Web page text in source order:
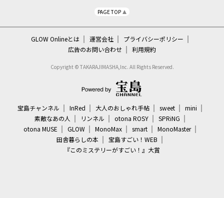
PAGE TOP
GLOW Onlineとは 運営会社
プライバシーポリシー
広告のお問い合わせ
利用規約
Copyright © TAKARAJIMASHA,Inc. All Rights Reserved.
宝島チャンネル InRed 大人のおしゃれ手帖 sweet
mini
素敵なあの人
リンネル otona ROSY
SPRiNG
otona MUSE
GLOW MonoMax smart
MonoMaster
田舎暮らしの本
宝島すごい！WEB
『このミステリーがすごい！』大賞